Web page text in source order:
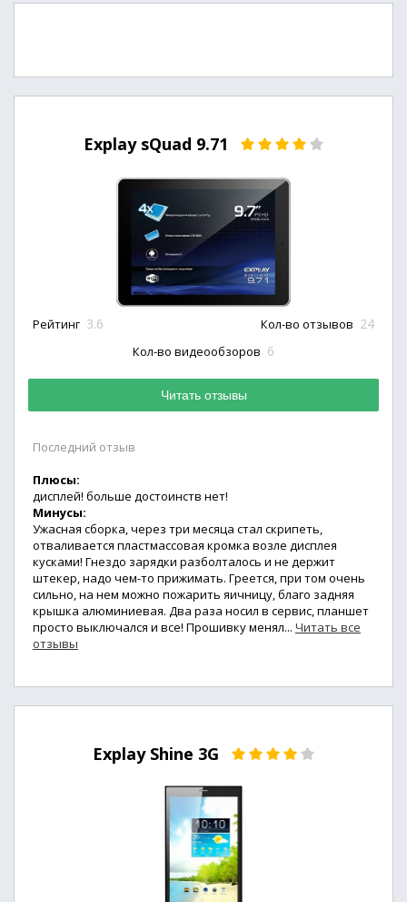
Explay sQuad 9.71
Рейтинг 3.6 Кол-во отзывов 24
Кол-во видеообзоров 6
Читать отзывы
Последний отзыв
Плюсы:
дисплей! больше достоинств нет!
Минусы:
Ужасная сборка, через три месяца стал скрипеть,
отваливается пластмассовая кромка возле дисплея
кусками! Гнездо зарядки разболталось и не держит
штекер, надо чем-то прижимать. Греется, при том очень
сильно, на нем можно пожарить яичницу, благо задняя
крышка алюминиевая. Два раза носил в сервис, планшет
просто выключался и все! Прошивку менял... Читать все
отзывы
Explay Shine 3G